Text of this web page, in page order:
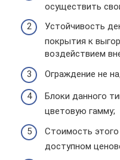
осуществить
Устойчивость
покрытия к
воздействием
Ограждение не
Блоки данного
цветовую гамму;
Стоимость этого
доступном